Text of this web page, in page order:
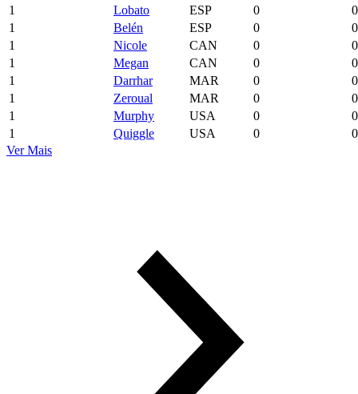
1
Lobato ESP 0
0
1
Belén ESP 0
0
1
Nicole CAN 0
0
1
Megan CAN 0
0
1
Darrhar MAR 0
0
1
Zeroual MAR 0
0
1
Murphy USA 0
0
1
Quiggle USA 0
0
Ver Mais